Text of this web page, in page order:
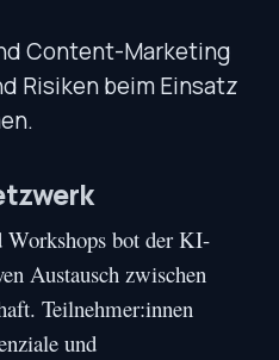
Content-Marketing
Risiken beim Einsatz
Workshops bot der KI-
Austausch zwischen
Teilnehmer:innen
und